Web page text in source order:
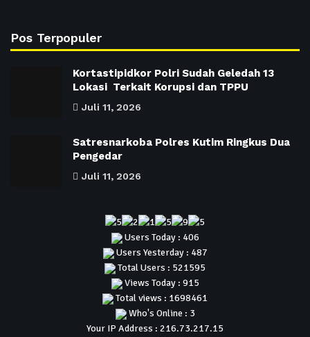
Pos Terpopuler
Kortastipidkor Polri Sudah Geledah 13
Lokasi Terkait Korupsi dan TPPU
Juli 11, 2026
Satresnarkoba Polres Kutim Ringkus Dua
Pengedar
Juli 11, 2026
Users Today : 406
Users Yesterday : 487
Total Users : 521595
Views Today : 915
Total views : 1698461
Who's Online : 3
Your IP Address : 216.73.217.15